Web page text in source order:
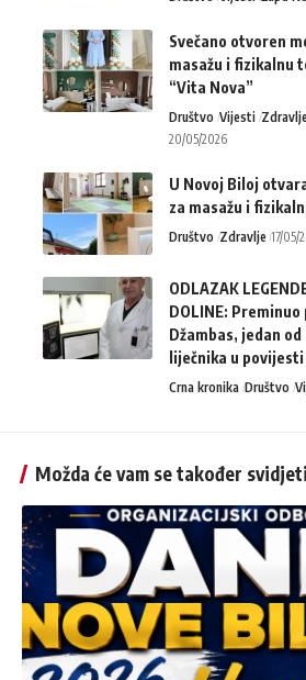
Svečano otvoren
masažu i fizikalnu
“Vita Nova”
Društvo Vijesti
20/05/2026
U Novoj Biloj
za masažu i
Društvo Zdravlje 17/05/
ODLAZAK
DOLINE:
Džambas, jedan
liječnika u
Crna kronika Društvo
Možda će vam se također svidjeti